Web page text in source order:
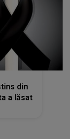
din
a lăsat